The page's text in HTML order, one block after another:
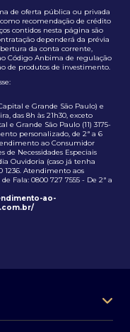
de oferta pública ou privada
recomendação de crédito
contidos nesta página são
dependerá da prévia
da conta corrente,
Código Anbima de regulação
de produtos de investimento.
e Grande São Paulo) e
das 8h às 21h30, exceto
e Grande São Paulo (11) 3175-
personalizado, de 2ª a 6
ao Consumidor
de Necessidades Especiais
Ouvidoria (caso já tenha
1236. Atendimento aos
Fala: 0800 727 7555 - De 2ª a
ao-